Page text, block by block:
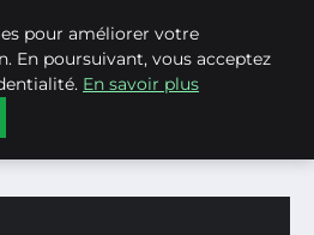
LA LUTTE CONTRE LE…
pour améliorer votre
En poursuivant, vous acceptez
En savoir plus